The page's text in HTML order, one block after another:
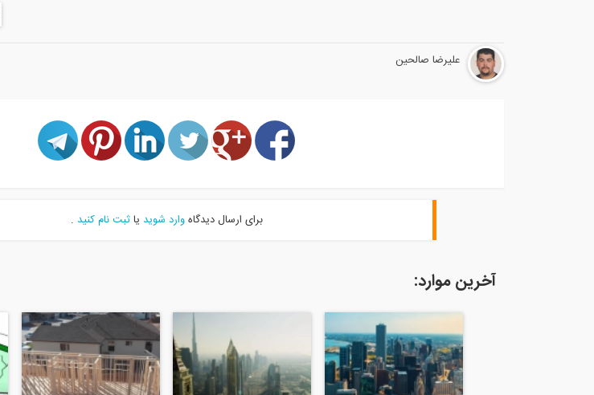
علیرضا صالحین
برای ارسال دیدگاهوارد شوید یاثبت نام کنید .
آخرین موارد: